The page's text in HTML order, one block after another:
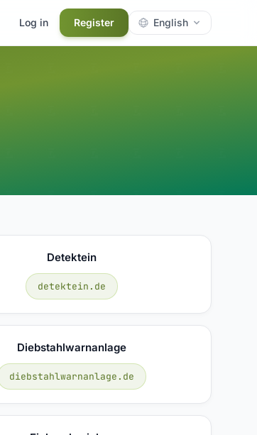
Log in Register English
Detektein
detektein.de
Diebstahlwarnanlage
diebstahlwarnanlage.de